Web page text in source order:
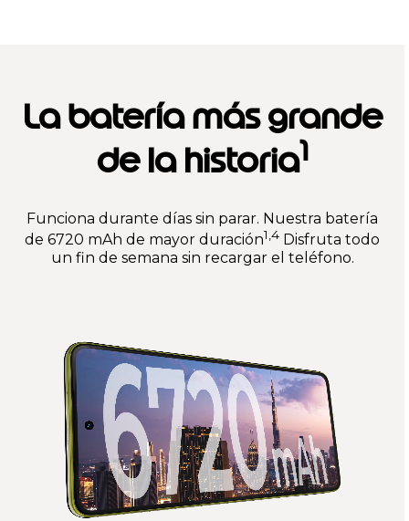
La batería más grande
de la historia1
Funciona durante días sin parar. Nuestra batería
de 6720 mAh de mayor duración1,4 Disfruta todo
un fin de semana sin recargar el teléfono.